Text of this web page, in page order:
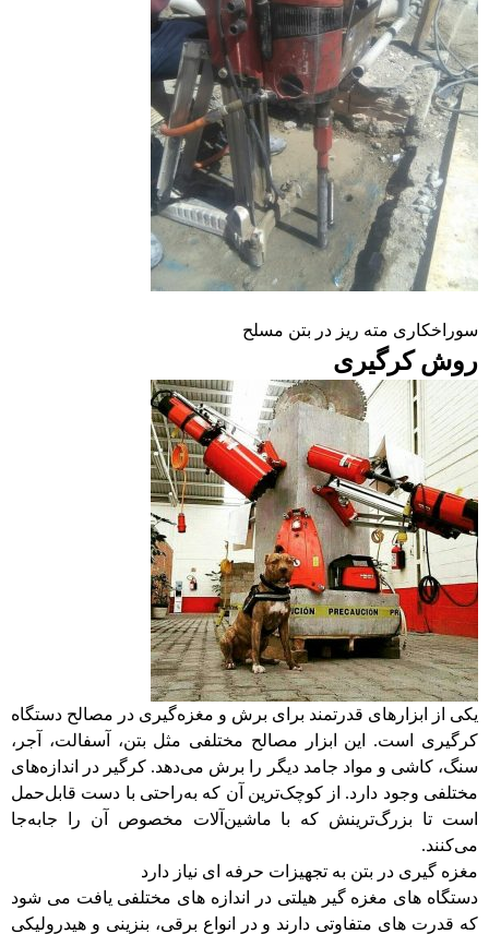
سوراخکاری مته ریز در بتن مسلح
روش کرگیری
یکی از ابزارهای قدرتمند برای برش و مغزه‌گیری در مصالح دستگاه
کرگیری است. این ابزار مصالح مختلفی مثل بتن، آسفالت، آجر،
سنگ، کاشی و مواد جامد دیگر را برش می‌دهد. کرگیر در اندازه‌های
مختلفی وجود دارد. از کوچک‌ترین آن که به‌راحتی با دست قابل‌حمل
است تا بزرگ‌ترینش که با ماشین‌آلات مخصوص آن را جابه‌جا
می‌کنند.
مغزه گیری در بتن به تجهیزات حرفه ای نیاز دارد
دستگاه های مغزه گیر هیلتی در اندازه های مختلفی یافت می شود
که قدرت های متفاوتی دارند و در انواع برقی، بنزینی و هیدرولیکی